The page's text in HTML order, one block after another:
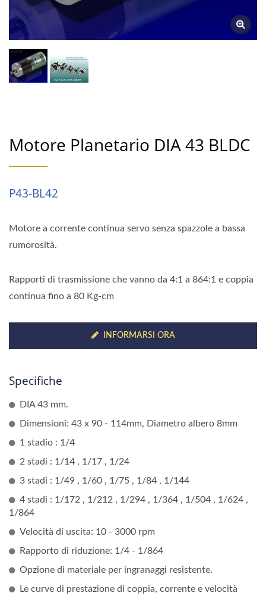
Motore Planetario DIA 43 BLDC
P43-BL42
Motore a corrente continua servo senza spazzole a bassa
rumorosità.
Rapporti di trasmissione che vanno da 4:1 a 864:1 e coppia
continua fino a 80 Kg-cm
INFORMARSI ORA
Specifiche
DIA 43 mm.
Dimensioni: 43 x 90 - 114mm, Diametro albero 8mm
1 stadio : 1/4
2 stadi : 1/14 , 1/17 , 1/24
3 stadi : 1/49 , 1/60 , 1/75 , 1/84 , 1/144
4 stadi : 1/172 , 1/212 , 1/294 , 1/364 , 1/504 , 1/624 ,
1/864
Velocità di uscita: 10 - 3000 rpm
Rapporto di riduzione: 1/4 - 1/864
Opzione di materiale per ingranaggi resistente.
Le curve di prestazione di coppia, corrente e velocità